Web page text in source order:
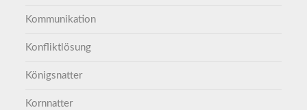
Kommunikation
Konfliktlösung
Königsnatter
Kornnatter